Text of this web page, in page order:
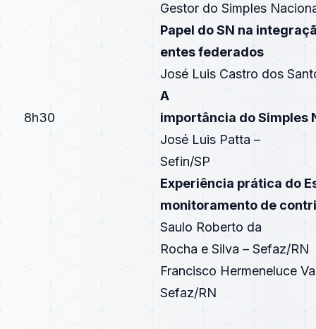
8h30
Gestor do Simples
Papel do SN na
entes federados
José Luis Castro dos
A
importância do Simples
José Luis Patta –
Sefin/SP
Experiência prática do
monitoramento de
Saulo Roberto da
Rocha e Silva – Sefaz/RN
Francisco Hermeneluce
Sefaz/RN